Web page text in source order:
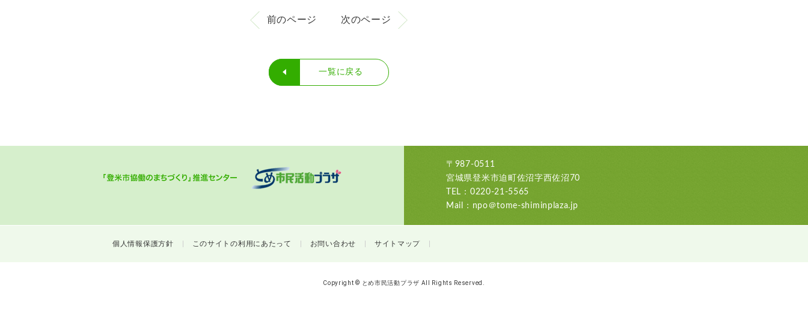
前のページ 次のページ
一覧に戻る
〒987-0511
宮城県登米市迫町佐沼字西佐沼70
TEL：0220-21-5565
Mail：npo＠tome-shiminplaza.jp
個人情報保護方針 このサイトの利用にあたって お問い合わせ サイトマップ
Copyright © とめ市民活動プラザ All Rights Reserved.